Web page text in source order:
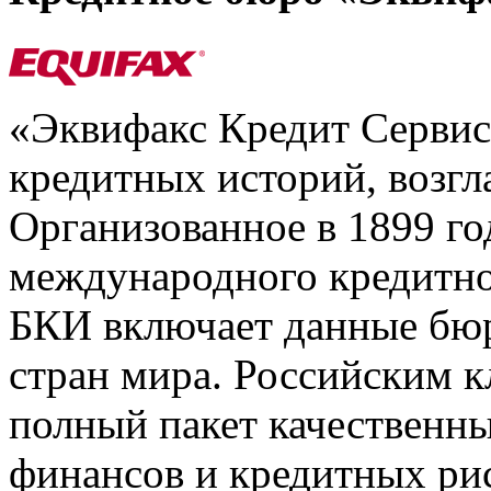
«Эквифакс Кредит
кредитных историй,
Организованное в 1899
международного
БКИ включает данные
стран мира. Российским
полный пакет
финансов и кредитных